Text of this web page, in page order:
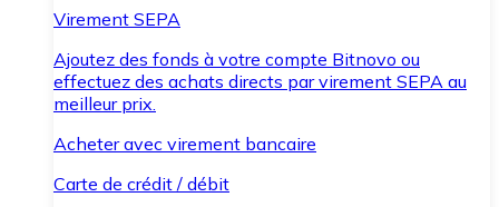
Virement SEPA
Ajoutez des fonds à votre compte Bitnovo ou
effectuez des achats directs par virement SEPA au
meilleur prix.
Acheter avec virement bancaire
Carte de crédit / débit